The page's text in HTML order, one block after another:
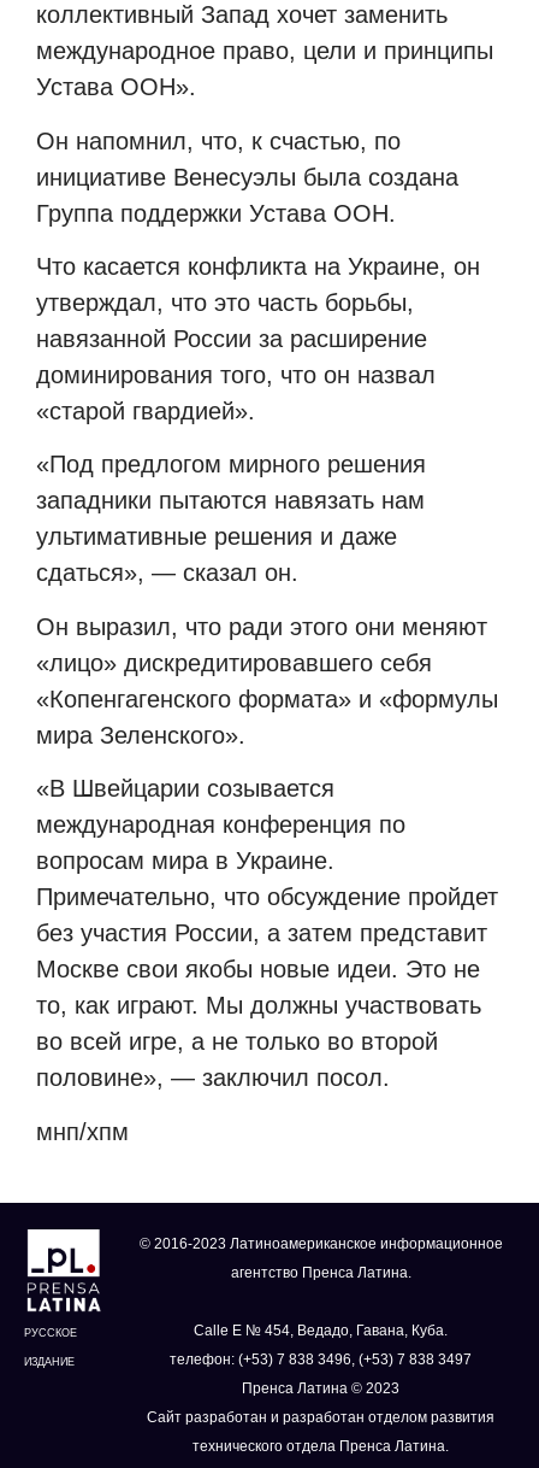
коллективный Запад хочет заменить
международное право, цели и принципы
Устава ООН».
Он напомнил, что, к счастью, по
инициативе Венесуэлы была создана
Группа поддержки Устава ООН.
Что касается конфликта на Украине, он
утверждал, что это часть борьбы,
навязанной России за расширение
доминирования того, что он назвал
«старой гвардией».
«Под предлогом мирного решения
западники пытаются навязать нам
ультимативные решения и даже
сдаться», — сказал он.
Он выразил, что ради этого они меняют
«лицо» дискредитировавшего себя
«Копенгагенского формата» и «формулы
мира Зеленского».
«В Швейцарии созывается
международная конференция по
вопросам мира в Украине.
Примечательно, что обсуждение пройдет
без участия России, а затем представит
Москве свои якобы новые идеи. Это не
то, как играют. Мы должны участвовать
во всей игре, а не только во второй
половине», — заключил посол.
мнп/хпм
РУССКОЕ
ИЗДАНИЕ
© 2016-2023 Латиноамериканское информационное
агентство Пренса Латина.
Calle E № 454, Ведадо, Гавана, Куба.
телефон: (+53) 7 838 3496, (+53) 7 838 3497
Пренса Латина © 2023
Сайт разработан и разработан отделом развития
технического отдела Пренса Латина.